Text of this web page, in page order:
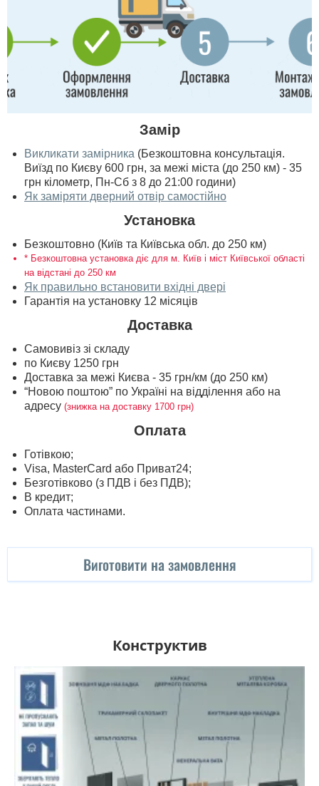
Замір
Викликати замірника (Безкоштовна консультація.
Виїзд по Києву 600 грн, за межі міста (до 250 км) - 35
грн кілометр, Пн-Сб з 8 до 21:00 години)
Як заміряти дверний отвір самостійно
Установка
Безкоштовно (Київ та Київська обл. до 250 км)
* Безкоштовна установка діє для м. Київ і міст Київської області
на відстані до 250 км
Як правильно встановити вхідні двері
Гарантія на установку 12 місяців
Доставка
Самовивіз зі складу
по Києву 1250 грн
Доставка за межі Києва - 35 грн/км (до 250 км)
“Новою поштою” по Україні на відділення або на
адресу (знижка на доставку 1700 грн)
Оплата
Готівкою;
Visa, MasterСard або Приват24;
Безготівково (з ПДВ і без ПДВ);
В кредит;
Оплата частинами.
Виготовити на замовлення
Конструктив